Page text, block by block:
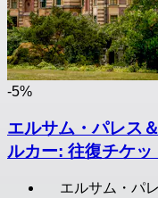
-5%
エルサム・パレス
ルカー: 往復チケッ
エルサム・パ